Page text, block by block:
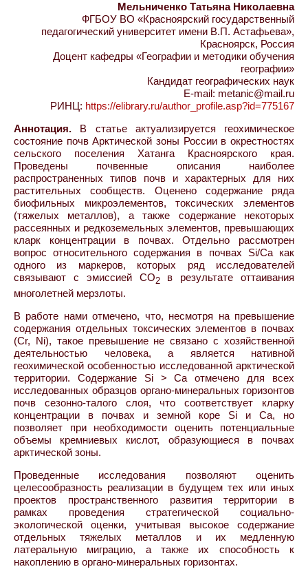
Мельниченко Татьяна Николаевна
ФГБОУ ВО «Красноярский государственный
педагогический университет имени В.П. Астафьева»,
Красноярск, Россия
Доцент кафедры «Географии и методики обучения
географии»
Кандидат географических наук
E-mail: metanic@mail.ru
РИНЦ: https://elibrary.ru/author_profile.asp?id=775167
Аннотация. В статье актуализируется геохимическое
состояние почв Арктической зоны России в окрестностях
сельского поселения Хатанга Красноярского края.
Проведены почвенные описания наиболее
распространенных типов почв и характерных для них
растительных сообществ. Оценено содержание ряда
биофильных микроэлементов, токсических элементов
(тяжелых металлов), а также содержание некоторых
рассеянных и редкоземельных элементов, превышающих
кларк концентрации в почвах. Отдельно рассмотрен
вопрос относительного содержания в почвах Si/Ca как
одного из маркеров, которых ряд исследователей
связывают с эмиссией CO2в результате оттаивания
многолетней мерзлоты.
В работе нами отмечено, что, несмотря на превышение
содержания отдельных токсических элементов в почвах
(Cr, Ni), такое превышение не связано с хозяйственной
деятельностью человека, а является нативной
геохимической особенностью исследованной арктической
территории. Содержание Si > Ca отмечено для всех
исследованных образцов органо-минеральных горизонтов
почв сезонно-талого слоя, что соответствует кларку
концентрации в почвах и земной коре Si и Ca, но
позволяет при необходимости оценить потенциальные
объемы кремниевых кислот, образующиеся в почвах
арктической зоны.
Проведенные исследования позволяют оценить
целесообразность реализации в будущем тех или иных
проектов пространственного развития территории в
рамках проведения стратегической социально-
экологической оценки, учитывая высокое содержание
отдельных тяжелых металлов и их медленную
латеральную миграцию, а также их способность к
накоплению в органо-минеральных горизонтах.